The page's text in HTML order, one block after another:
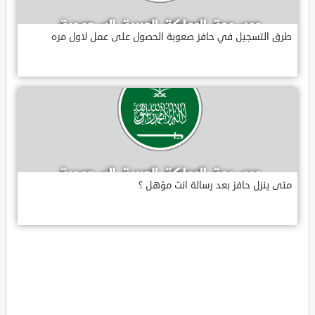
طرق التسجيل في حافز صعوبة الحصول على عمل لاول مره
متى ينزل حافز بعد رسالة انت مؤهل ؟